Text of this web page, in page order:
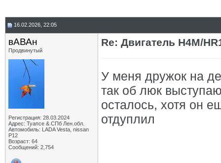
16.02.2026, 22:05
вАВАн
Продвинутый
Регистрация: 28.03.2024
Адрес: Туапсе & СПб Лен.обл.
Автомобиль: LADA Vesta, nissan
P12
Возраст: 64
Сообщений: 2,754
Re: Двигатель H4M/
У меня дружок на
так об люк
осталось, хотя он
отдуплил